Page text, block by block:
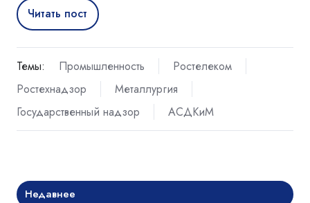
Читать пост
Темы: Промышленность
Ростелеком
Ростехнадзор
Металлургия
Государственный надзор
АСДКиМ
Недавнее